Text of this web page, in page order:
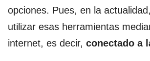
opciones. Pues, en la
utilizar esas herramientas
internet, es decir, conectado a